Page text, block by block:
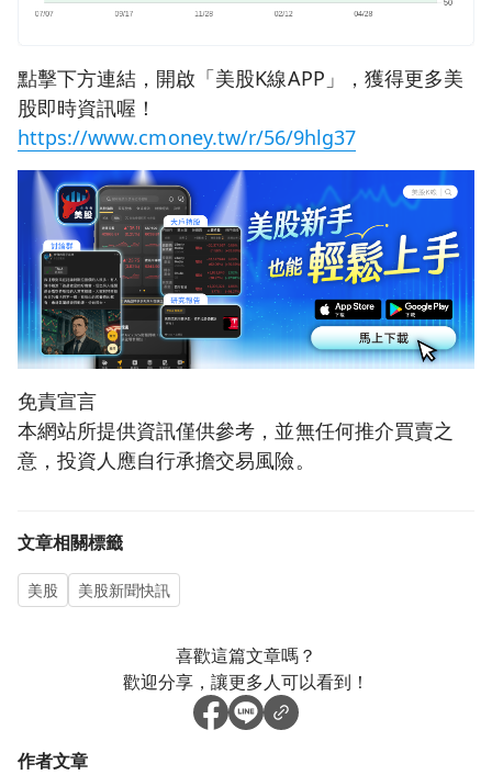
點擊下方連結，開啟「美股K線APP」，獲得更多美
股即時資訊喔！
https://www.cmoney.tw/r/56/9hlg37
免責宣言
本網站所提供資訊僅供參考，並無任何推介買賣之
意，投資人應自行承擔交易風險。
文章相關標籤
美股 美股新聞快訊
喜歡這篇文章嗎？
歡迎分享，讓更多人可以看到！
作者文章